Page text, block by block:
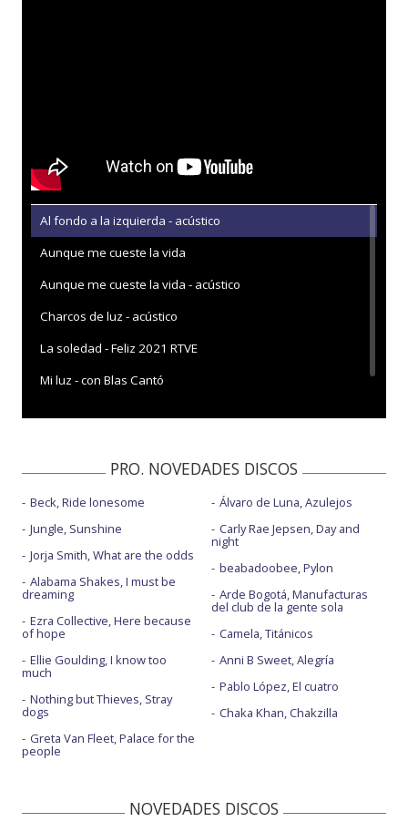
Al fondo a la izquierda - acústico
Aunque me cueste la vida
Aunque me cueste la vida - acústico
Charcos de luz - acústico
La soledad - Feliz 2021 RTVE
Mi luz - con Blas Cantó
PRO. NOVEDADES DISCOS
Beck, Ride lonesome
Jungle, Sunshine
Jorja Smith, What are the odds
Alabama Shakes, I must be
dreaming
Ezra Collective, Here because
of hope
Ellie Goulding, I know too
much
Nothing but Thieves, Stray
dogs
Greta Van Fleet, Palace for the
people
Álvaro de Luna, Azulejos
Carly Rae Jepsen, Day and
night
beabadoobee, Pylon
Arde Bogotá, Manufacturas
del club de la gente sola
Camela, Titánicos
Anni B Sweet, Alegría
Pablo López, El cuatro
Chaka Khan, Chakzilla
NOVEDADES DISCOS